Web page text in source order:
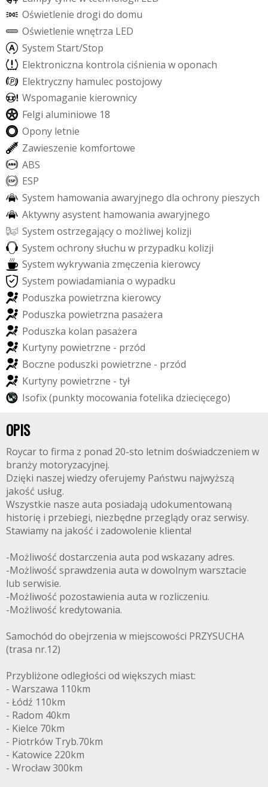
Oświetlenie drogi do domu
Oświetlenie wnętrza LED
System Start/Stop
Elektroniczna kontrola ciśnienia woponach
Elektryczny hamulec postojowy
Wspomaganie kierownicy
Felgi aluminiowe 18
Opony letnie
Zawieszenie komfortowe
ABS
ESP
System hamowania awaryjnego dla ochrony pieszych
Aktywnyasystent hamowania awaryjnego
System ostrzegającyo możliwej kolizji
System ochronysłuchu w przypadku kolizji
System wykrywania zmęczenia kierowcy
System powiadamiania o wypadku
Poduszka powietrzna kierowcy
Poduszka powietrzna pasażera
Poduszka kolan pasażera
Kurtyny powietrzne - przód
Boczne poduszki powietrzne - przód
Kurtyny powietrzne - tył
Isofix(punkty mocowania fotelika dziecięcego)
OPIS
Roycar to firma z ponad 20-sto letnim doświadczeniem w
branży motoryzacyjnej.
Dzięki naszej wiedzy oferujemy Państwu najwyższą
jakość usług.
Wszystkie nasze auta posiadają udokumentowaną
historię i przebiegi, niezbędne przeglądy oraz serwisy.
Stawiamy na jakość i zadowolenie klienta!
-Możliwość dostarczenia auta pod wskazany adres.
-Możliwość sprawdzenia auta w dowolnym warsztacie
lub serwisie.
-Możliwość pozostawienia auta w rozliczeniu.
-Możliwość kredytowania.
Samochód do obejrzenia w miejscowości PRZYSUCHA
(trasa nr.12)
Przybliżone odległości od większych miast:
- Warszawa 110km
- Łódź 110km
- Radom 40km
- Kielce 70km
- Piotrków Tryb.70km
- Katowice 220km
- Wrocław 300km